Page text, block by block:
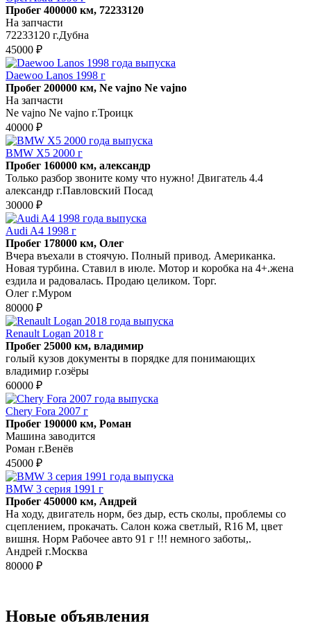
Пробег 400000 км, 72233120
На запчасти
72233120 г.Дубна
45000 ₽
Daewoo Lanos 1998 г
Пробег 200000 км, Ne vajno Ne vajno
На запчасти
Ne vajno Ne vajno г.Троицк
40000 ₽
BMW X5 2000 г
Пробег 160000 км, александр
Только разбор звоните кому что нужно! Двигатель 4.4
александр г.Павловский Посад
30000 ₽
Audi A4 1998 г
Пробег 178000 км, Олег
Вчера въехали в стоячую. Полный привод. Американка.
Новая турбина. Ставил в июле. Мотор и коробка на 4+.жена
ездила и радовалась. Продаю целиком. Торг.
Олег г.Муром
80000 ₽
Renault Logan 2018 г
Пробег 25000 км, владимир
голый кузов документы в порядке для понимающих
владимир г.озёры
60000 ₽
Chery Fora 2007 г
Пробег 190000 км, Роман
Машина заводится
Роман г.Венёв
45000 ₽
BMW 3 серия 1991 г
Пробег 450000 км, Андрей
На ходу, двигатель норм, без дыр, есть сколы, проблемы со
сцеплением, прокачать. Салон кожа светлый, R16 M, цвет
вишня. Норм Рабочее авто 91 г !!! немного заботы,.
Андрей г.Москва
80000 ₽
Новые объявления